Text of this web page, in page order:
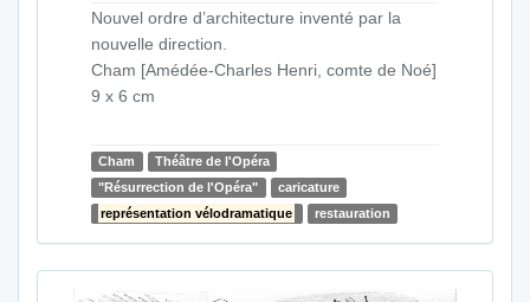
Nouvel ordre d’architecture inventé par la
nouvelle direction.
Cham [Amédée-Charles Henri, comte de Noé]
9 x 6 cm
Cham
Théâtre de l'Opéra
"Résurrection de l'Opéra"
caricature
représentation vélodramatique
restauration